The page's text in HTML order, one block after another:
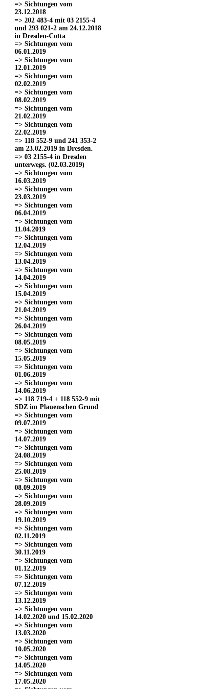
=> Sichtungen vom
23.12.2018
=> 202 483-4 mit 03 2155-4
und 293 021-2 am 24.12.2018
in Dresden-Cotta
=> Sichtungen vom
06.01.2019
=> Sichtungen vom
12.01.2019
=> Sichtungen vom
02.02.2019
=> Sichtungen vom
08.02.2019
=> Sichtungen vom
21.02.2019
=> Sichtungen vom
22.02.2019
=> 118 552-9 und 241 353-2
am 23.02.2019 in Dresden.
=> 03 2155-4 in Dresden
unterwegs. (02.03.2019)
=> Sichtungen vom
16.03.2019
=> Sichtungen vom
23.03.2019
=> Sichtungen vom
06.04.2019
=> Sichtungen vom
11.04.2019
=> Sichtungen vom
12.04.2019
=> Sichtungen vom
13.04.2019
=> Sichtungen vom
14.04.2019
=> Sichtungen vom
15.04.2019
=> Sichtungen vom
21.04.2019
=> Sichtungen vom
26.04.2019
=> Sichtungen vom
08.05.2019
=> Sichtungen vom
15.05.2019
=> Sichtungen vom
01.06.2019
=> Sichtungen vom
14.06.2019
=> 118 719-4 + 118 552-9 mit
SDZ im Plauenschen Grund
=> Sichtungen vom
09.07.2019
=> Sichtungen vom
14.07.2019
=> Sichtungen vom
24.08.2019
=> Sichtungen vom
25.08.2019
=> Sichtungen vom
08.09.2019
=> Sichtungen vom
28.09.2019
=> Sichtungen vom
19.10.2019
=> Sichtungen vom
02.11.2019
=> Sichtungen vom
30.11.2019
=> Sichtungen vom
01.12.2019
=> Sichtungen vom
07.12.2019
=> Sichtungen vom
13.12.2019
=> Sichtungen vom
14.02.2020 und 15.02.2020
=> Sichtungen vom
13.03.2020
=> Sichtungen vom
10.05.2020
=> Sichtungen vom
14.05.2020
=> Sichtungen vom
17.05.2020